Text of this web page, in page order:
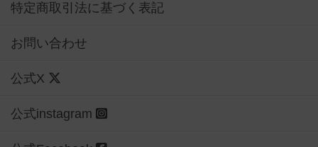
特定商取引法に基づく表記
お問い合わせ
公式X
公式instagram